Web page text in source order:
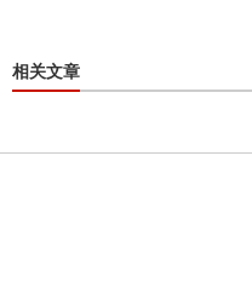
相关文章